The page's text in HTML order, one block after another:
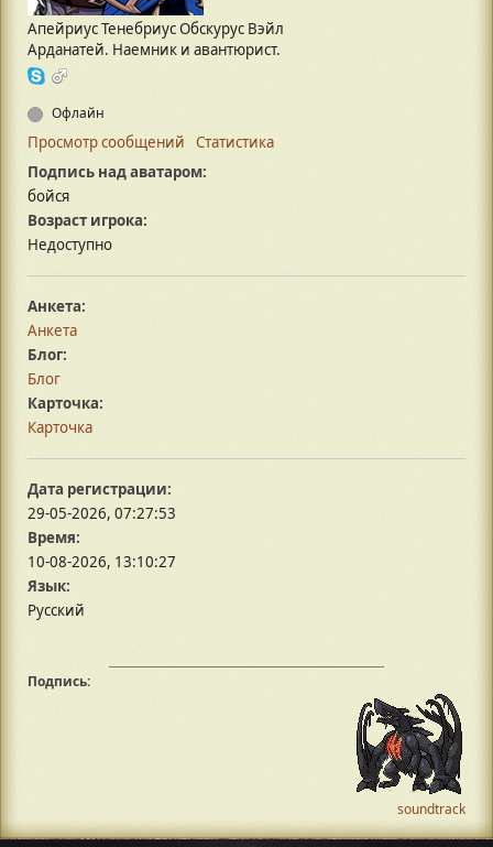
Апейриус Тенебриус Обскурус Вэйл
Арданатей. Наемник и авантюрист.
Офлайн
Просмотр сообщений
Статистика
Подпись над аватаром:
бойся
Возраст игрока:
Недоступно
Анкета:
Анкета
Блог:
Блог
Карточка:
Карточка
Дата регистрации:
29-05-2026, 07:27:53
Время:
10-08-2026, 13:10:27
Язык:
Русский
Подпись:
soundtrack